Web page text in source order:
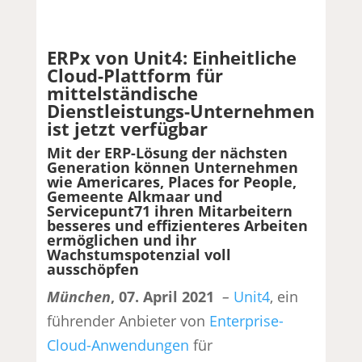
ERPx von Unit4: Einheitliche
Cloud-Plattform für
mittelständische
Dienstleistungs-Unternehmen
ist jetzt verfügbar
Mit der ERP-Lösung der nächsten
Generation können Unternehmen
wie Americares, Places for People,
Gemeente Alkmaar und
Servicepunt71 ihren Mitarbeitern
besseres und effizienteres Arbeiten
ermöglichen und ihr
Wachstumspotenzial voll
ausschöpfen
München, 07. April 2021 – Unit4, ein
führender Anbieter von Enterprise-
Cloud-Anwendungen für